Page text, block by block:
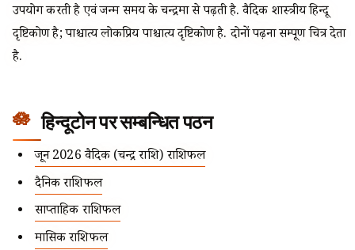
उपयोग करती है एवं जन्म समय के चन्द्रमा से पढ़ती है. वैदिक शास्त्रीय हिन्दू
दृष्टिकोण है; पाश्चात्य लोकप्रिय पाश्चात्य दृष्टिकोण है. दोनों पढ़ना सम्पूर्ण चित्र देता
है.
हिन्दूटोन पर सम्बन्धित पठन
जून 2026 वैदिक (चन्द्र राशि) राशिफल
दैनिक राशिफल
साप्ताहिक राशिफल
मासिक राशिफल